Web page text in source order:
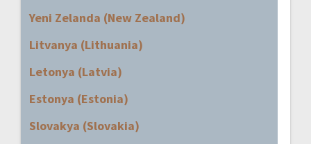
Yeni Zelanda (New Zealand)
Litvanya (Lithuania)
Letonya (Latvia)
Estonya (Estonia)
Slovakya (Slovakia)